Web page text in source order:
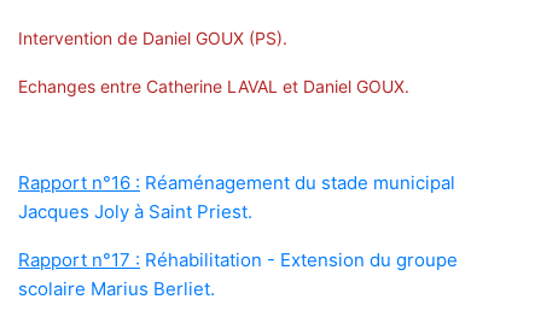
Intervention de Daniel GOUX (PS).
Echanges entre Catherine LAVAL et Daniel GOUX.
Rapport n°16 : Réaménagement du stade municipal
Jacques Joly à Saint Priest.
Rapport n°17 : Réhabilitation - Extension du groupe
scolaire Marius Berliet.